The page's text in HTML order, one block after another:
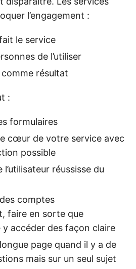
l’engagement :
le service
de l’utiliser
résultat
:
formulaires
cœur de votre service avec
possible
réussisse du
comptes
faire en sorte que
y accéder des façon claire
page quand il y a de
mais sur un seul sujet